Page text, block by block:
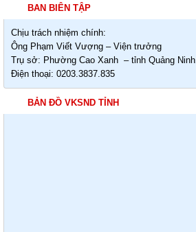
BAN BIÊN TẬP
Chịu trách nhiệm chính:
Ông Phạm Viết Vượng – Viện trưởng
Trụ sở: Phường Cao Xanh – tỉnh Quảng Ninh.
Điện thoại: 0203.3837.835
BẢN ĐỒ VKSND TỈNH